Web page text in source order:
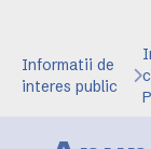
Informatii de
interes public